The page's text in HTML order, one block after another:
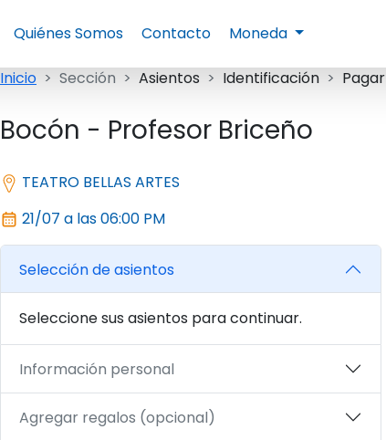
Quiénes Somos Contacto Moneda
Inicio Sección Asientos Identificación Pagar
Bocón - Profesor Briceño
TEATRO BELLAS ARTES
21/07 a las 06:00 PM
Selección de asientos
Seleccione sus asientos para continuar.
Información personal
Agregar regalos (opcional)